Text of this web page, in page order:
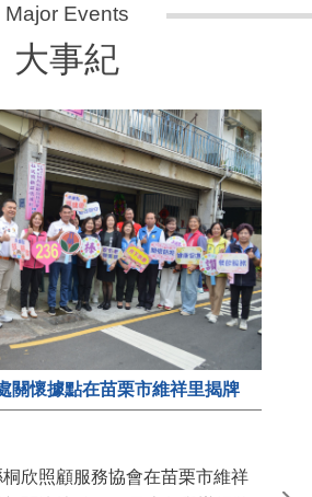
大事紀
關懷據點在苗栗市維祥里揭牌
欣照顧服務協會在苗栗市維祥